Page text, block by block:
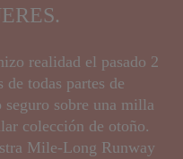
realidad el pasado 2
todas partes de
sobre una milla
colección de otoño.
Mile-Long Runway